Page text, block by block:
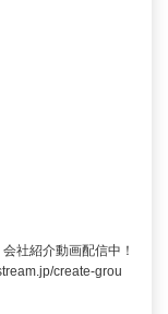
社紹介動画配信中！
create-grou